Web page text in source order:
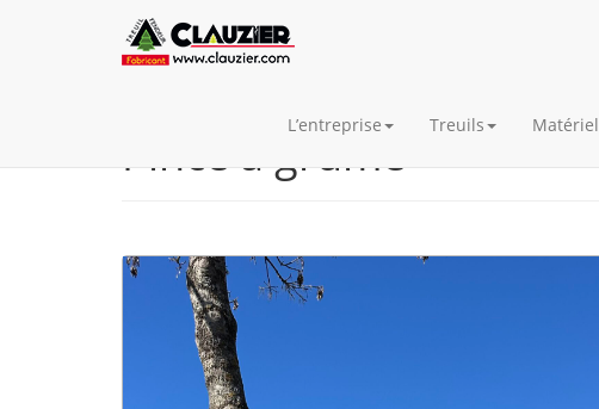
L’entreprise Treuils Matériel
Pince à grume